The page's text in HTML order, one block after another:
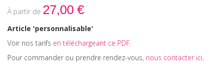
gallery
27,00 €
Article 'personnalisable'
Voir nos tarifs en téléchargeant ce PDF.
Pour commander ou prendre rendez-vous, nous contacter ici.